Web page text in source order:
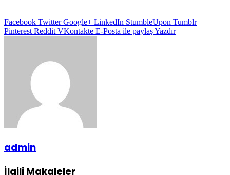
Facebook Twitter Google+ LinkedIn StumbleUpon Tumblr
Pinterest Reddit VKontakte E-Posta ile paylaşYazdır
admin
İlgili Makaleler